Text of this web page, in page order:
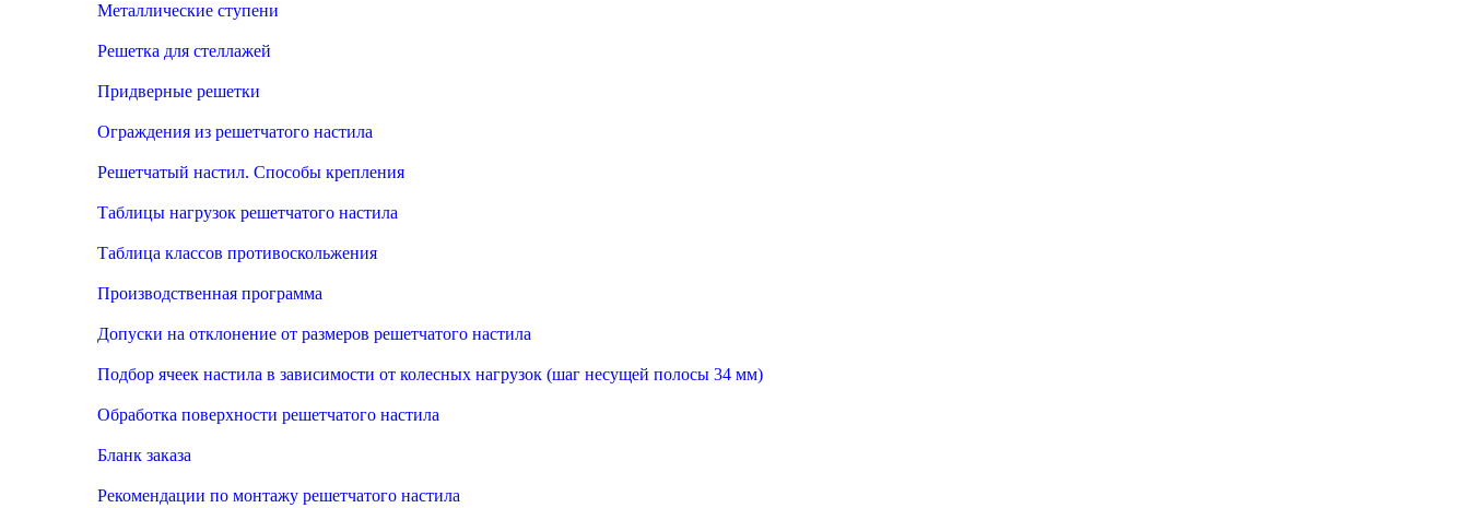
Металлические ступени
Решетка для стеллажей
Придверные решетки
Ограждения из решетчатого настила
Решетчатый настил. Способы крепления
Таблицы нагрузок решетчатого настила
Таблица классов противоскольжения
Производственная программа
Допуски на отклонение от размеров решетчатого настила
Подбор ячеек настила в зависимости от колесных нагрузок (шаг несущей полосы 34 мм)
Обработка поверхности решетчатого настила
Бланк заказа
Рекомендации по монтажу решетчатого настила